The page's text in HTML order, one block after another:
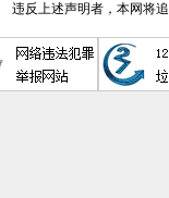
违反上述声明者，本网将